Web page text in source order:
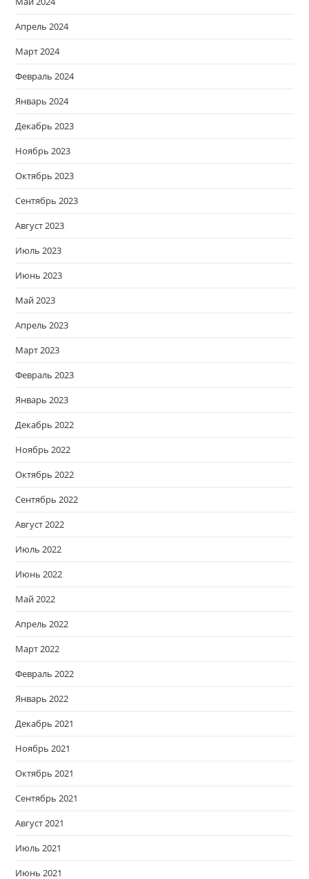
Апрель 2024
Март 2024
Февраль 2024
Январь 2024
Декабрь 2023
Ноябрь 2023
Октябрь 2023
Сентябрь 2023
Август 2023
Июль 2023
Июнь 2023
Май 2023
Апрель 2023
Март 2023
Февраль 2023
Январь 2023
Декабрь 2022
Ноябрь 2022
Октябрь 2022
Сентябрь 2022
Август 2022
Июль 2022
Июнь 2022
Май 2022
Апрель 2022
Март 2022
Февраль 2022
Январь 2022
Декабрь 2021
Ноябрь 2021
Октябрь 2021
Сентябрь 2021
Август 2021
Июль 2021
Июнь 2021